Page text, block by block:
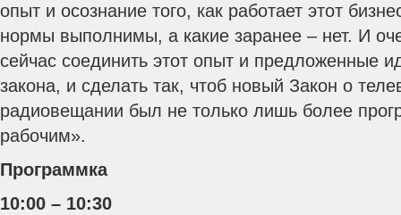
опыт и осознание того, как работает этот
нормы выполнимы, а какие заранее – нет. И
сейчас соединить этот опыт и предложенные
закона, и сделать так, чтоб новый Закон о
радиовещании был не только лишь более
рабочим».
Программка
10:00 – 10:30